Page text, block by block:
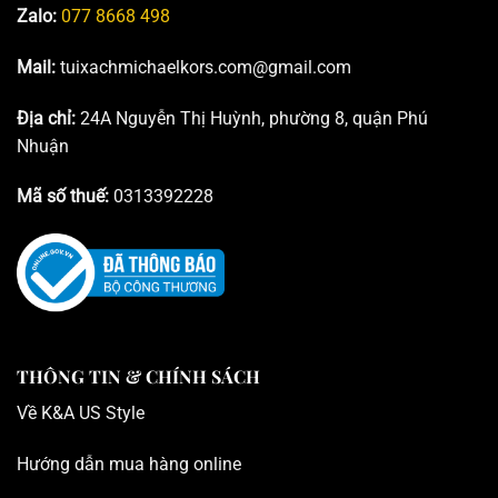
Zalo: 077 8668 498
Mail: tuixachmichaelkors.com@gmail.com
Địa chỉ: 24A Nguyễn Thị Huỳnh, phường 8, quận Phú
Nhuận
Mã số thuế: 0313392228
THÔNG TIN & CHÍNH SÁCH
Về K&A US Style
Hướng dẫn mua hàng online